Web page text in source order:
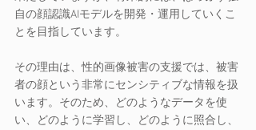
自の顔認識AIモデルを開発・運用していくこ
とを目指しています。
その理由は、性的画像被害の支援では、被害
者の顔という非常にセンシティブな情報を扱
います。そのため、どのようなデータを使
い、どのように学習し、どのように照合し、